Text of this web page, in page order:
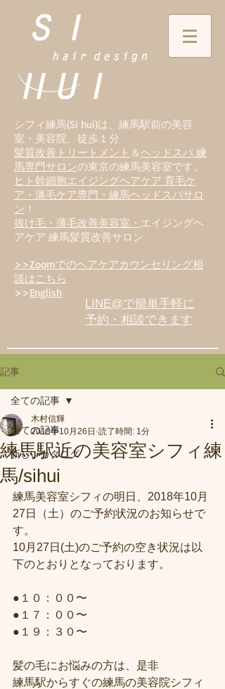
シフィ練馬(Si hui)は、 練馬駅前の美容
室・美容院、徒歩１分
髪質改善トリートメント ＆ヘッドスパ 練
馬専門サロンの東京の練馬美容室です。
ヒト幹細胞エイジングヘアケア 育毛ケ
ア・薄毛ケア専門・練馬ヘッドスパサロ
ン ！
抜け毛・薄毛改善美容室・ エイジングヘ
アケア 練馬髪質改善サロン
>>Zoomでのヘアケアカウンセリング相
談はこちら
>>English
LINE@で簡単手軽に
予約・相談できます
記事
全ての記事
新しいカタログ
全ての記事
練馬駅近の美容室シフィ練
馬/sihui
木村信輝
2018年10月26日 読了時間: 1分
練馬美容室シフィの明日、2018年10月
27日（土）のご予約状況のお知らせで
す。
10月27日(土)のご予約の空き状況は以
下のとおりとなっております。
●１０：００〜
●１７：００〜
●１９：３０〜
髪の毛にお悩みの方は、是非
練馬駅からすぐの練馬の美容院シフィ